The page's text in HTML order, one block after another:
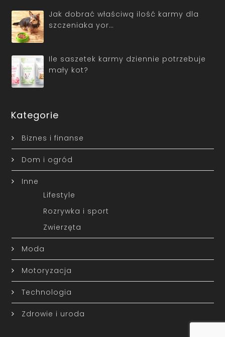
Jak dobrać właściwą ilość karmy dla
szczeniaka yor…
Ile saszetek karmy dziennie potrzebuje
mały kot?
Kategorie
Biznes i finanse
Dom i ogród
Inne
Lifestyle
Rozrywka i sport
Zwierzęta
Moda
Motoryzacja
Technologia
Zdrowie i uroda